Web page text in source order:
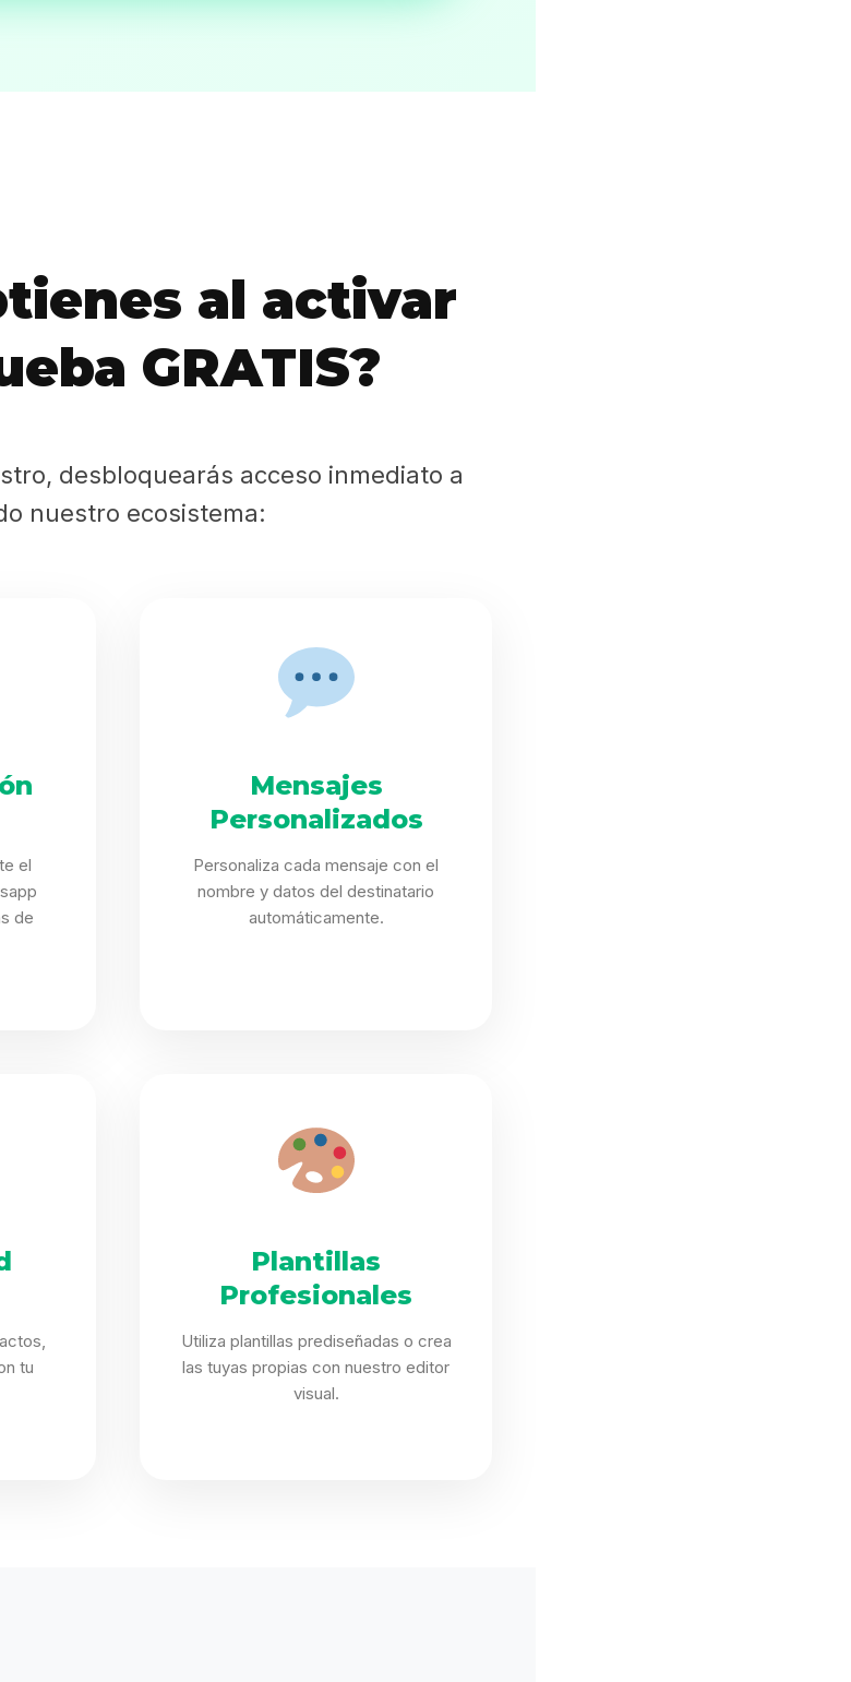
Bershka
Casting
Casting
HolliKids
Search
al activar
GRATIS?
desbloquearás acceso inmediato a
nuestro ecosistema:
el
de
Mensajes
Personalizados
Personaliza cada mensaje con el
nombre y datos del destinatario
automáticamente.
tu
Plantillas
Profesionales
Utiliza plantillas prediseñadas o crea
las tuyas propias con nuestro editor
visual.